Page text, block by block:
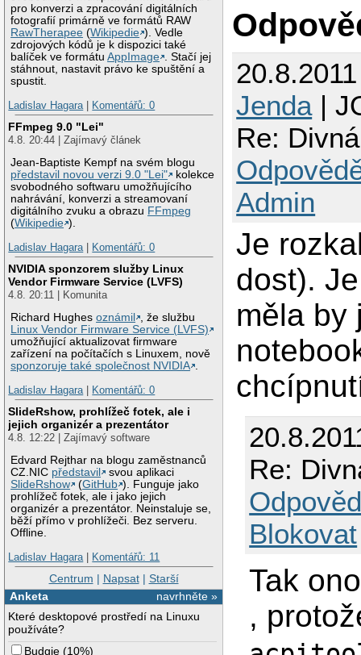
pro konverzi a zpracování digitálních
fotografií primárně ve formátů RAW
RawTherapee (Wikipedie ). Vedle
zdrojových kódů je k dispozici také
balíček ve formátuAppImage . Stačí jej
stáhnout, nastavit právo ke spuštění a
spustit.
Ladislav Hagara| Komentářů: 0
FFmpeg 9.0 "Lei"
4.8. 20:44 | Zajímavý článek
Jean-Baptiste Kempf na svém blogu
představil novou verzi 9.0 "Lei"
kolekce
svobodného softwaru umožňujícího
nahrávání, konverzi a streamovaní
digitálního zvuku a obrazu FFmpeg
(Wikipedie ).
Ladislav Hagara| Komentářů: 0
NVIDIA sponzorem služby Linux
Vendor Firmware Service (LVFS)
4.8. 20:11 | Komunita
Richard Hughesoznámil
, že službu
Linux Vendor Firmware Service (LVFS)
umožňující aktualizovat firmware
zařízení na počítačích s Linuxem, nově
sponzoruje také společnost NVIDIA .
Ladislav Hagara| Komentářů: 0
SlideRshow, prohlížeč fotek, ale i
jejich organizér a prezentátor
4.8. 12:22 | Zajímavý software
Edvard Rejthar na blogu zaměstnanců
CZ.NIC představil
svou aplikaci
SlideRshow
(GitHub ). Funguje jako
prohlížeč fotek, ale i jako jejich
organizér a prezentátor. Neinstaluje se,
běží přímo v prohlížeči. Bez serveru.
Offline.
Ladislav Hagara| Komentářů: 11
Centrum | Napsat| Starší
navrhněte »
Anketa
Které desktopové prostředí na Linuxu
používáte?
Budgie (10%)
Jenda |
Re:
Admin
Je
dost).
měla by
Re:
Blokovat
Tak
,